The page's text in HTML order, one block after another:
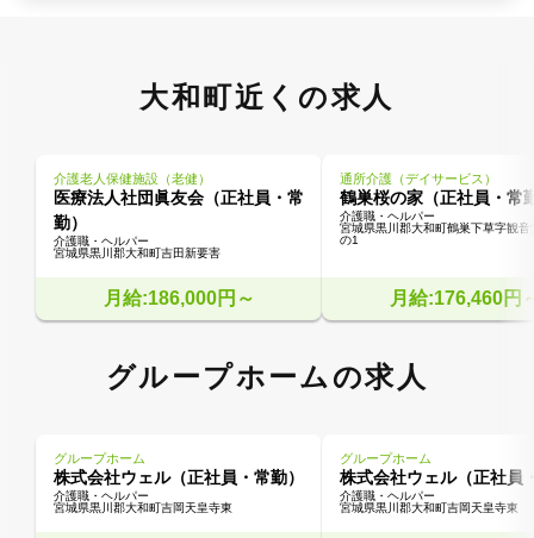
大和町近くの求人
介護老人保健施設（老健）
医療法人社団眞友会（正社員・常
勤）
介護職・ヘルパー
宮城県黒川郡大和町吉田新要害
月給:186,000円～
通所介護（デイサービス）
鶴巣桜の家（正社員・常
介護職・ヘルパー
宮城県黒川郡大和町鶴巣下草字観音
の1
月給:176,460円
グループホームの求人
グループホーム
株式会社ウェル（正社員・常勤）
介護職・ヘルパー
宮城県黒川郡大和町吉岡天皇寺東
グループホーム
株式会社ウェル（正社員
介護職・ヘルパー
宮城県黒川郡大和町吉岡天皇寺東